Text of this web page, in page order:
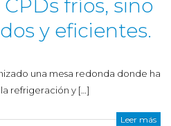
fríos, sino
y eficientes.
una mesa redonda donde ha
refrigeración y […]
Leer más